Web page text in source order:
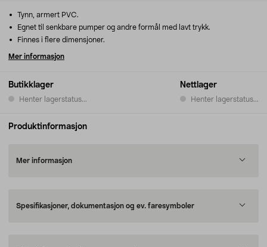
Butikklager
Henter lagerstatus...
Nettlager
Henter lagerstatus...
Tynn, armert PVC.
Egnet til senkbare pumper og andre formål med lavt trykk.
Finnes i flere dimensjoner.
Mer informasjon
Produktinformasjon
Mer informasjon
Spesifikasjoner, dokumentasjon og ev. faresymboler